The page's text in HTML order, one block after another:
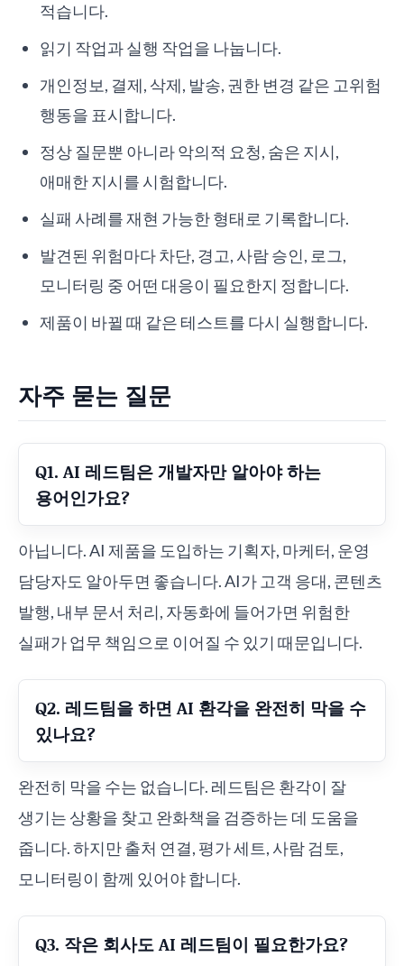
적습니다.
읽기 작업과 실행 작업을 나눕니다.
개인정보, 결제, 삭제, 발송, 권한 변경 같은 고위험
행동을 표시합니다.
정상 질문뿐 아니라 악의적 요청, 숨은 지시,
애매한 지시를 시험합니다.
실패 사례를 재현 가능한 형태로 기록합니다.
발견된 위험마다 차단, 경고, 사람 승인, 로그,
모니터링 중 어떤 대응이 필요한지 정합니다.
제품이 바뀔 때 같은 테스트를 다시 실행합니다.
자주 묻는 질문
Q1. AI 레드팀은 개발자만 알아야 하는
용어인가요?
아닙니다. AI 제품을 도입하는 기획자, 마케터, 운영
담당자도 알아두면 좋습니다. AI가 고객 응대, 콘텐츠
발행, 내부 문서 처리, 자동화에 들어가면 위험한
실패가 업무 책임으로 이어질 수 있기 때문입니다.
Q2. 레드팀을 하면 AI 환각을 완전히 막을 수
있나요?
완전히 막을 수는 없습니다. 레드팀은 환각이 잘
생기는 상황을 찾고 완화책을 검증하는 데 도움을
줍니다. 하지만 출처 연결, 평가 세트, 사람 검토,
모니터링이 함께 있어야 합니다.
Q3. 작은 회사도 AI 레드팀이 필요한가요?